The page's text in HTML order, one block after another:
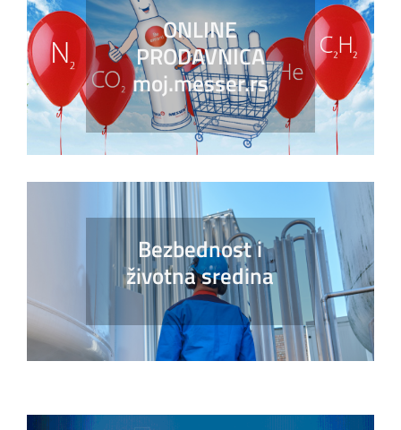
Bezbednost i
životna sredina
ONLINE
PRODAVNICA
moj.messer.rs